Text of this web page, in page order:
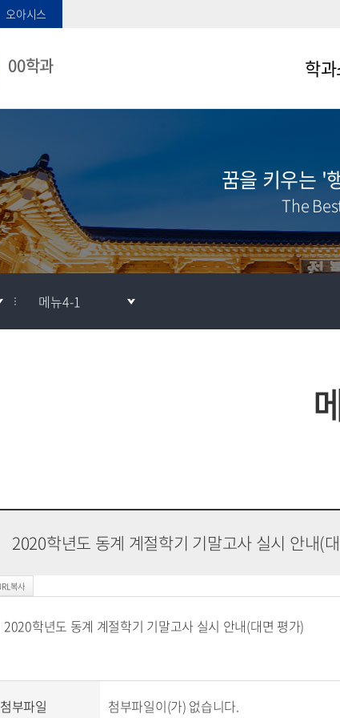
오아시스
00학과 학
메뉴1-2
꿈을 키우는 '
The
메뉴4-1
2020학년도 동계 계절학기 기말고사 실시 안내(
2020학년도 동계 계절학기 기말고사 실시 안내(대면 평가)
첨부파일 첨부파일이(가) 없습니다.